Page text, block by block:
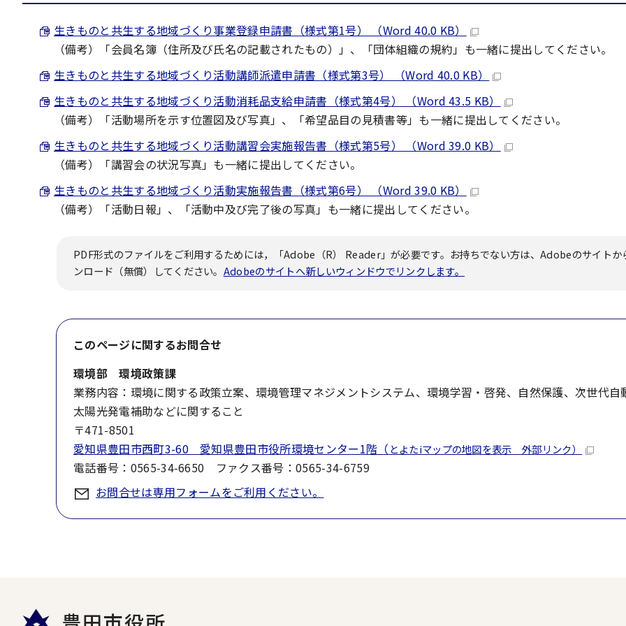
生きものと共生する地域づくり事業登録申請書（様式第1号） （Word 40.0 KB）
（備考）「会員名簿（住所及び氏名の記載されたもの）」、「団体組織の規約」も一緒に提出してください。
生きものと共生する地域づくり活動講師派遣申請書（様式第3号） （Word 40.0 KB）
生きものと共生する地域づくり活動消耗品支給申請書（様式第4号） （Word 43.5 KB）
（備考）「活動場所を示す位置図及び写真」、「希望品目の見積書等」も一緒に提出してください。
生きものと共生する地域づくり活動講習会実施報告書（様式第5号） （Word 39.0 KB）
（備考）「講習会の状況写真」も一緒に提出してください。
生きものと共生する地域づくり活動実施報告書（様式第6号） （Word 39.0 KB）
（備考）「活動日報」、「活動中及び完了後の写真」も一緒に提出してください。
PDF形式のファイルをご利用するためには，「Adobe（R） Reader」が必要です。お持ちでない方は、Adobeのサイトか
ンロード（無償）してください。 Adobeのサイトへ新しいウィンドウでリンクします。
このページに関するお問合せ
環境部 環境政策課
業務内容：環境に関する政策立案、環境管理マネジメントシステム、環境学習・啓発、自然保護、次世代自
太陽光発電補助などに関すること
〒471-8501
愛知県豊田市西町3-60 愛知県豊田市役所環境センター1階（ とよたiマップの地図を表示 外部リンク）
電話番号：0565-34-6650 ファクス番号：0565-34-6759
お問合せは専用フォームをご利用ください。